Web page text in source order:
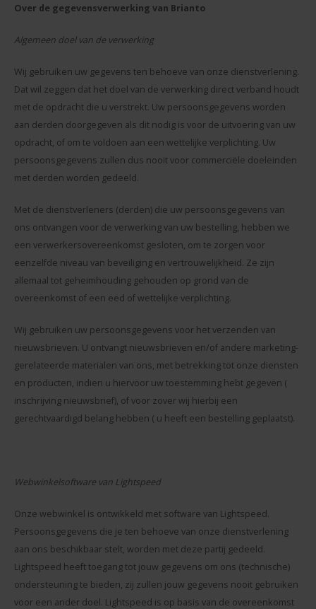
Cadeaus zonder personalisatie
Tassen, mappen, ...
Meer cadeaus
Over de gegevensverwerking van Brianto
Algemeen doel van de verwerking
Wij gebruiken uw gegevens ten behoeve van onze dienstverlening.
Dat wil zeggen dat het doel van de verwerking direct verband houdt
met de opdracht die u verstrekt. Uw persoonsgegevens worden
aan derden doorgegeven als dit nodig is voor de uitvoering van uw
opdracht, of om te voldoen aan een wettelijke verplichting. Uw
persoonsgegevens zullen dus nooit voor commerciële doeleinden
met derden worden gedeeld.
Met de dienstverleners (derden) die uw persoonsgegevens van
ons ontvangen voor de verwerking van uw bestelling, hebben we
een verwerkersovereenkomst gesloten, om te zorgen voor
eenzelfde niveau van beveiliging en vertrouwelijkheid. Ze zijn
allemaal tot geheimhouding gehouden op grond van de
overeenkomst of een eed of wettelijke verplichting.
Wij gebruiken uw persoonsgegevens voor het verzenden van
nieuwsbrieven. U ontvangt nieuwsbrieven en/of andere marketing-
gerelateerde materialen van ons, met betrekking tot onze diensten
en producten, indien u hiervoor uw toestemming hebt gegeven (
inschrijving nieuwsbrief), of voor zover wij hierbij een
gerechtvaardigd belang hebben ( u heeft een bestelling geplaatst).
Webwinkelsoftware van Lightspeed
Onze webwinkel is ontwikkeld met software van Lightspeed.
Persoonsgegevens die je ten behoeve van onze dienstverlening
aan ons beschikbaar stelt, worden met deze partij gedeeld.
Lightspeed heeft toegang tot jouw gegevens om ons (technische)
ondersteuning te bieden, zij zullen jouw gegevens nooit gebruiken
voor een ander doel. Lightspeed is op basis van de overeenkomst